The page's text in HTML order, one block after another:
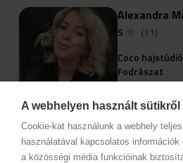
A webhelyen használt sütikről
Cookie-kat használunk a webhely
használatával kapcsolatos
a közösségi média funkcióinak
Profil
Alexandra
5
(11)
Coco
Fodrászat
Marcius 15. tér 4